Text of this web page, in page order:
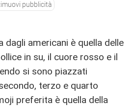
pubblicità
dagli americani è quella delle
in su, il cuore rosso e il
si sono piazzati
terzo e quarto
preferita è quella della